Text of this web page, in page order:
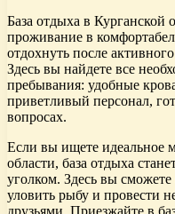
База отдыха в Курганской
проживание в
отдохнуть после
Здесь вы найдете все
пребывания: удобные
приветливый персонал,
вопросах.
Если вы ищете идеальное
области, база отдыха
уголком. Здесь вы
уловить рыбу и провести
друзьями. Приезжайте в